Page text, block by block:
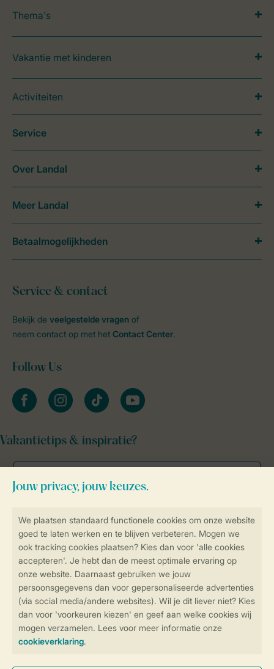
Controle over jouw gegevens &
Veilig en snel online boeken
Veilige gegevensoverdracht
Veilige betaling
Thema's
Vakantie met kinderen
Activiteiten
Service & contact
Bekijk de veelgestelde vragen of
neem contact op met het Contact Center.
Follow Us
facebookinstagramtiktok youtube
Vakantietips & inspiratie?
Service
Over Landal
Meer Landal
Betaalmogelijkheden